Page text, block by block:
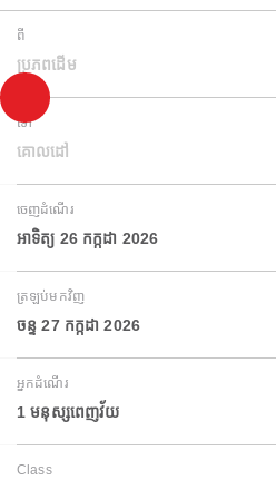
ពី
ប្រភពដើម
ទៅ
គោលដៅ
ចេញដំណើរ
អាទិត្យ 26 កក្កដា 2026
ត្រឡប់មកវិញ
ចន្ទ 27 កក្កដា 2026
អ្នកដំណើរ
1 មនុស្សពេញវ័យ
Class